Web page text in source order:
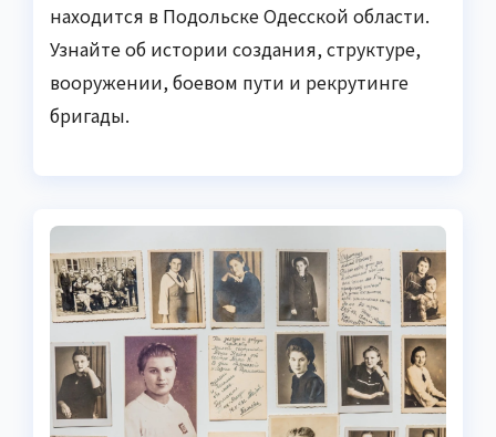
находится в Подольске Одесской области.
Узнайте об истории создания, структуре,
вооружении, боевом пути и рекрутинге
бригады.